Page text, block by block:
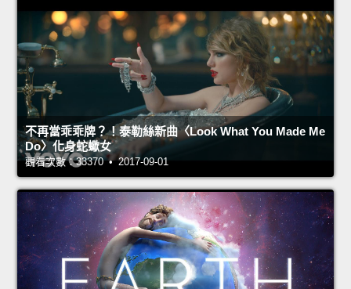
不再當乖乖牌？！泰勒絲新曲〈Look What You Made Me
Do〉化身蛇蠍女
觀看次數：33370 • 2017-09-01